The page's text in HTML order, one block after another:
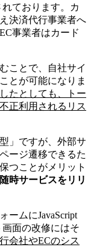
ております。カ
決済代行事業者へ
事業者はカード
ことで、自社サイ
とが可能になりま
たとしても、トー
正利用されるリス
」ですが、外部サ
ージ遷移できるた
つことがメリット
時サービスをリリ
ームにJavaScript
面の改修にはそ
会社やECのシス